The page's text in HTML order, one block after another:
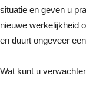
situatie en geven u
nieuwe werkelijkheid
en duurt ongeveer
Wat kunt u